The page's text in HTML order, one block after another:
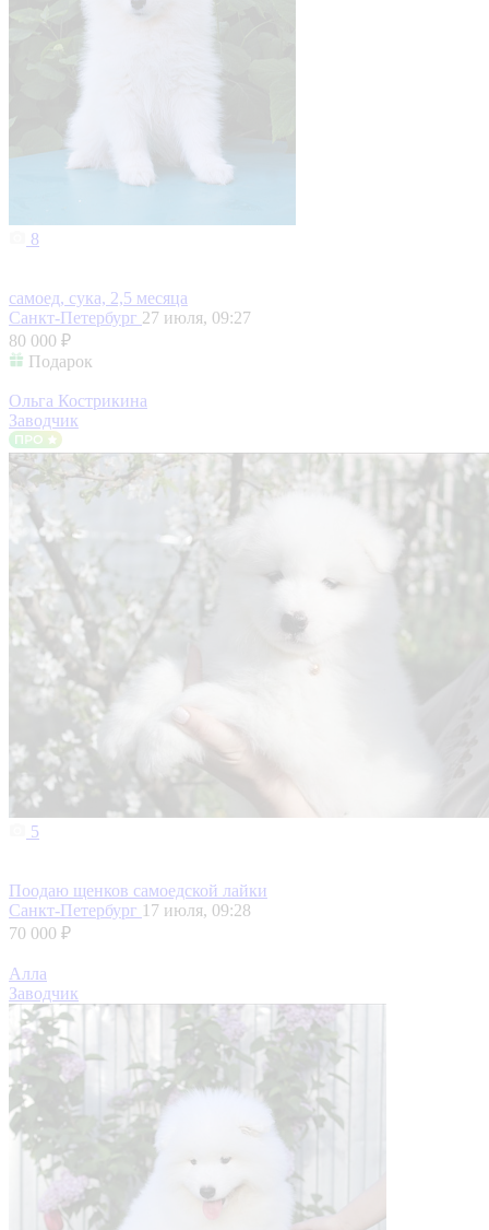
8
самоед, сука, 2,5 месяца
Санкт-Петербург 27 июля, 09:27
80 000 ₽
Подарок
Ольга Кострикина
Заводчик
5
Поодаю щенков самоедской лайки
Санкт-Петербург 17 июля, 09:28
70 000 ₽
Алла
Заводчик